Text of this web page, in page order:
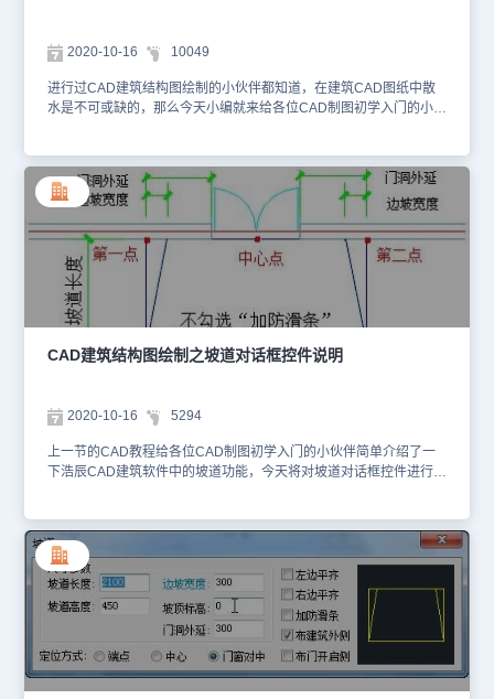
第二个图标选择“任意绘制”生成，命令行提示：请点取散水起点<退
出>：给出散水路径的起点；直段下一点或 [弧段(A)]<结束>: 给出散
水路径第二点；指定方向：在路径对象要生成散水的一侧给点指示散
水生成方向；直段下一点或 [弧段(A)/回退(U)]<结束>：继续给点给出
散水路径的多段线或圆<退出>：选择有效的路径对象包括直线、多段
线、弧和圆；指定方向：在路径对象要生成散水的一侧给点指示散水
生成方向，返回首行提示；请选择作为散水路径的多段线或圆<退出
>：回车结束；散水对话框控件的说明今天就给各位CAD制图初学入
门的小伙伴介绍到这里了，如果想要继续进行CAD建筑结构图绘制的
话，建议大家在浩辰CAD下载中心免费安装正版CAD软件来学习
哦！
2020-10-16 10049
进行过CAD建筑结构图绘制的小伙伴都知道，在建筑CAD图纸中散
水是不可或缺的，那么今天小编就来给各位CAD制图初学入门的小伙
子等对象裁剪，也可以通过勾选复选框或者对象编辑，使散水绕壁
柱、绕落地阳台生成；阳台、台阶、坡道、柱子等对象自动遮挡散
水，位置移动后遮挡自动更新。建筑设计→楼梯其他→散水(SS)点取
菜单命令后，显示散水对话框如下图所示。 以上就是关于散水的简
单介绍了，更多关于散水的CAD教程大家可以在浩辰CAD下载中心
免费安装一个正版的浩辰CAD建筑软件来跟着小编一起学习哦！
CAD建筑结构图绘制之坡道对话框控件说明
2020-10-16 5294
上一节的CAD教程给各位CAD制图初学入门的小伙伴简单介绍了一
下浩辰CAD建筑软件中的坡道功能，今天将对坡道对话框控件进行一
示如下：点取位置或[转 90 度(A)/左右翻转(S)/上下翻转(D)/改转角
(R)/改基点(T)]<退出>: 系统即将坡道插入图中，其他选项设置与楼梯
类似。坡道共计有如下变化形式，插入点在坡道上边中点处： 以上
就是咱们国产CAD制图软件中关于坡道对话框的控件说明，在浩辰
CAD下载中心免费安装正版CAD软件，跟着小编一起学习更多CAD
建筑结构图绘制知识吧！